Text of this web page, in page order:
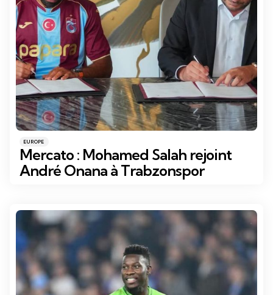
Catégories
Posté
dans
EUROPE
Mercato : Mohamed Salah rejoint
André Onana à Trabzonspor